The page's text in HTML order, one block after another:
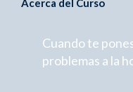
Cuando te
problemas a la